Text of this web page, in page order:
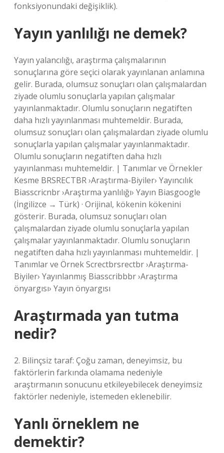
fonksiyonundaki değişiklik).
Yayın yanlılığı ne demek?
Yayın yalancılığı, araştırma çalışmalarının
sonuçlarına göre seçici olarak yayınlanan anlamına
gelir. Burada, olumsuz sonuçları olan çalışmalardan
ziyade olumlu sonuçlarla yapılan çalışmalar
yayınlanmaktadır. Olumlu sonuçların negatiften
daha hızlı yayınlanması muhtemeldir. Burada,
olumsuz sonuçları olan çalışmalardan ziyade olumlu
sonuçlarla yapılan çalışmalar yayınlanmaktadır.
Olumlu sonuçların negatiften daha hızlı
yayınlanması muhtemeldir. | Tanımlar ve Örnekler
Kesme BRSRECTBR ›Araştırma-Biyiler› Yayıncılık
Biasscricnbr ›Araştırma yanlılığı› Yayın Biasgoogle
(İngilizce → Türk) · Orijinal, kökenin kökenini
gösterir. Burada, olumsuz sonuçları olan
çalışmalardan ziyade olumlu sonuçlarla yapılan
çalışmalar yayınlanmaktadır. Olumlu sonuçların
negatiften daha hızlı yayınlanması muhtemeldir. |
Tanımlar ve Örnek Screctbrsrectbr ›Araştırma-
Biyiler› Yayınlanmış Biasscribbbr ›Araştırma
önyargısı› Yayın önyargısı
Araştırmada yan tutma
nedir?
2. Bilinçsiz taraf: Çoğu zaman, deneyimsiz, bu
faktörlerin farkında olamama nedeniyle
araştırmanın sonucunu etkileyebilecek deneyimsiz
faktörler nedeniyle, istemeden eklenebilir.
Yanlı örneklem ne
demektir?